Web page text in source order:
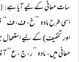
سات معانی کے لیے آیا ہے: (
اسی طرح ماده ’’خ، ف، ف‘‘
اور تخفیف) کے لیے استعمال
معانی میں، مادہ ’’ر، ج ، ع‘‘